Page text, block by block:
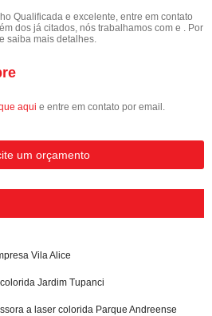
Qualificada e excelente, entre em contato
dos já citados, nós trabalhamos com e . Por
saiba mais detalhes.
aqui e entre em contato por email.
um orçamento
Vila Alice
Jardim Tupanci
a laser colorida Parque Andreense